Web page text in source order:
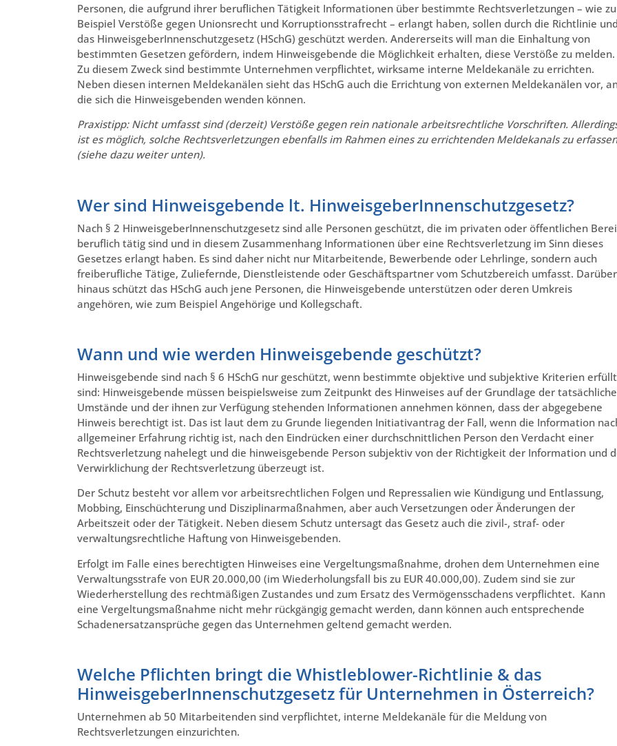
Personen, die aufgrund ihrer beruflichen Tätigkeit Informationen über bestimmte Rechtsverletzungen – wie
Beispiel Verstöße gegen Unionsrecht und Korruptionsstrafrecht – erlangt haben, sollen durch die Richtlinie und
das HinweisgeberInnenschutzgesetz (HSchG) geschützt werden. Andererseits will man die Einhaltung von
bestimmten Gesetzen gefördern, indem Hinweisgebende die Möglichkeit erhalten, diese Verstöße zu melden.
Zu diesem Zweck sind bestimmte Unternehmen verpflichtet, wirksame interne Meldekanäle zu errichten.
Neben diesen internen Meldekanälen sieht das HSchG auch die Errichtung von externen Meldekanälen vor,
die sich die Hinweisgebenden wenden können.
Praxistipp: Nicht umfasst sind (derzeit) Verstöße gegen rein nationale arbeitsrechtliche Vorschriften.
ist es möglich, solche Rechtsverletzungen ebenfalls im Rahmen eines zu errichtenden Meldekanals zu erfassen
(siehe dazu weiter unten).
Wer sind Hinweisgebende lt. HinweisgeberInnenschutzgesetz?
Nach § 2 HinweisgeberInnenschutzgesetz sind alle Personen geschützt, die im privaten oder öffentlichen
beruflich tätig sind und in diesem Zusammenhang Informationen über eine Rechtsverletzung im Sinn dieses
Gesetzes erlangt haben. Es sind daher nicht nur Mitarbeitende, Bewerbende oder Lehrlinge, sondern auch
freiberufliche Tätige, Zuliefernde, Dienstleistende oder Geschäftspartner vom Schutzbereich umfasst. Darüber
hinaus schützt das HSchG auch jene Personen, die Hinweisgebende unterstützen oder deren Umkreis
angehören, wie zum Beispiel Angehörige und Kollegschaft.
Wann und wie werden Hinweisgebende geschützt?
Hinweisgebende sind nach § 6 HSchG nur geschützt, wenn bestimmte objektive und subjektive Kriterien erfüllt
sind: Hinweisgebende müssen beispielsweise zum Zeitpunkt des Hinweises auf der Grundlage der
Umstände und der ihnen zur Verfügung stehenden Informationen annehmen können, dass der abgegebene
Hinweis berechtigt ist. Das ist laut dem zu Grunde liegenden Initiativantrag der Fall, wenn die Information
allgemeiner Erfahrung richtig ist, nach den Eindrücken einer durchschnittlichen Person den Verdacht einer
Rechtsverletzung nahelegt und die hinweisgebende Person subjektiv von der Richtigkeit der Information und
Verwirklichung der Rechtsverletzung überzeugt ist.
Der Schutz besteht vor allem vor arbeitsrechtlichen Folgen und Repressalien wie Kündigung und Entlassung,
Mobbing, Einschüchterung und Disziplinarmaßnahmen, aber auch Versetzungen oder Änderungen der
Arbeitszeit oder der Tätigkeit. Neben diesem Schutz untersagt das Gesetz auch die zivil-, straf- oder
verwaltungsrechtliche Haftung von Hinweisgebenden.
Erfolgt im Falle eines berechtigten Hinweises eine Vergeltungsmaßnahme, drohen dem Unternehmen eine
Verwaltungsstrafe von EUR 20.000,00 (im Wiederholungsfall bis zu EUR 40.000,00). Zudem sind sie zur
Wiederherstellung des rechtmäßigen Zustandes und zum Ersatz des Vermögensschadens verpflichtet. Kann
eine Vergeltungsmaßnahme nicht mehr rückgängig gemacht werden, dann können auch entsprechende
Schadenersatzansprüche gegen das Unternehmen geltend gemacht werden.
Welche Pflichten bringt die Whistleblower-Richtlinie & das
HinweisgeberInnenschutzgesetz für Unternehmen in Österreich?
Unternehmen ab 50 Mitarbeitenden sind verpflichtet, interne Meldekanäle für die Meldung von
Rechtsverletzungen einzurichten.